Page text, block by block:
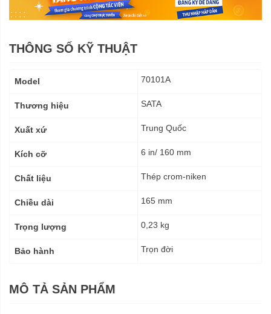
THÔNG SỐ KỸ THUẬT
kỹ
Model 70101A
Thương hiệu SATA
Xuất xứ Trung Quốc
Kích cỡ 6 in/ 160 mm
Chất liệu Thép crom-niken
Chiều dài 165 mm
Trọng lượng 0,23 kg
Bảo hành Trọn đời
MÔ TẢ SẢN PHẨM